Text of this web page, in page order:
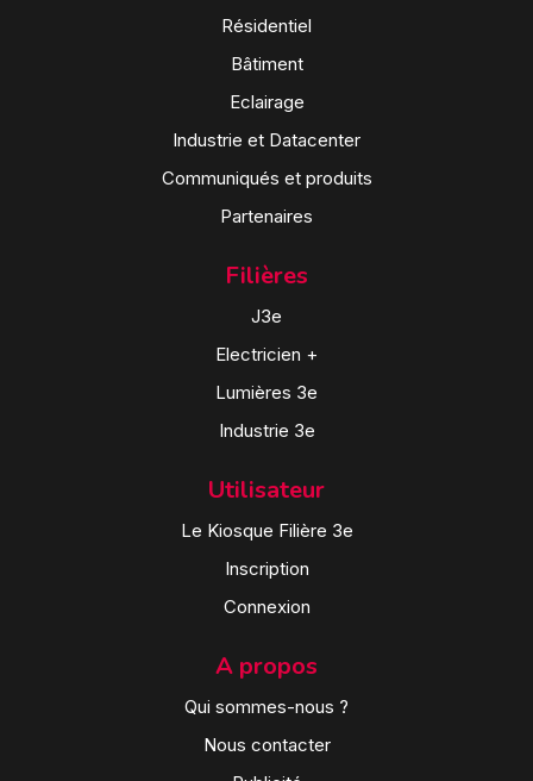
Résidentiel
Bâtiment
Eclairage
Industrie et Datacenter
Communiqués et produits
Partenaires
Filières
J3e
Electricien +
Lumières 3e
Industrie 3e
Utilisateur
Le Kiosque Filière 3e
Inscription
Connexion
A propos
Qui sommes-nous ?
Nous contacter